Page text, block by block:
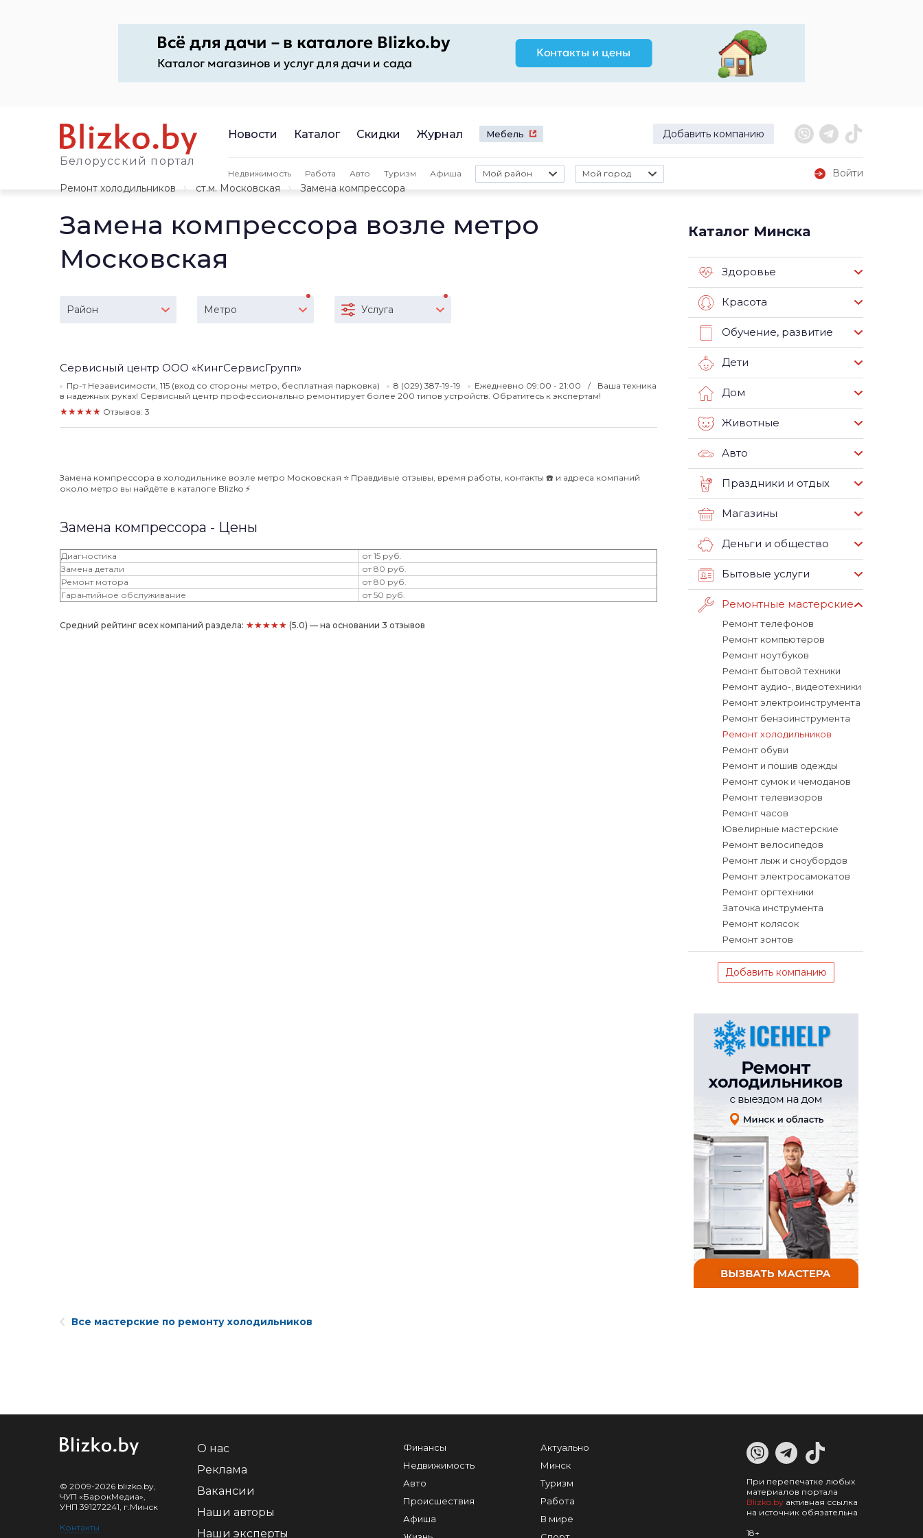
Белорусский портал
Новости Каталог Скидки Журнал Мебель Добавить компанию
Недвижимость Работа Авто Туризм Афиша Мой район Мой город
Войти
Ремонт холодильников
ст.м. Московская Замена компрессора
Замена компрессора возле метро
Московская
Район Метро Услуга
Сервисный центр ООО «КингСервисГрупп»
Пр-т Независимости, 115 (вход со стороны метро, бесплатная парковка) 8 (029) 387-19-19 Ежедневно 09:00 - 21:00
Ваша техника
в надежных руках! Сервисный центр профессионально ремонтирует более 200 типов устройств. Обратитесь к экспертам!
★★★★★ Отзывов: 3
Замена компрессора в холодильнике возле метро Московская ⭐️ Правдивые отзывы, время работы, контакты ☎️ и адреса компаний
около метро вы найдёте в каталоге Blizko ⚡️
Замена компрессора - Цены
Диагностика
от 15 руб.
Замена детали
от 80 руб.
Ремонт мотора
от 80 руб.
Гарантийное обслуживание
от 50 руб.
Средний рейтинг всех компаний раздела: ★★★★★ (5.0) — на основании 3 отзывов
Каталог Минска
Здоровье
Красота
Обучение, развитие
Дети
Дом
Животные
Авто
Праздники и отдых
Магазины
Деньги и общество
Бытовые услуги
Ремонтные мастерские
Ремонт телефонов
Ремонт компьютеров
Ремонт ноутбуков
Ремонт бытовой техники
Ремонт аудио-, видеотехники
Ремонт электроинструмента
Ремонт бензоинструмента
Ремонт холодильников
Ремонт обуви
Ремонт и пошив одежды
Ремонт сумок и чемоданов
Ремонт телевизоров
Ремонт часов
Ювелирные мастерские
Ремонт велосипедов
Ремонт лыж и сноубордов
Ремонт электросамокатов
Ремонт оргтехники
Заточка инструмента
Ремонт колясок
Ремонт зонтов
Добавить компанию
Все мастерские по ремонту холодильников
© 2009-2026 blizko.by,
ЧУП «БарокМедиа»,
УНП 391272241, г.Минск
Контакты
О нас
Реклама
Вакансии
Наши авторы
Наши эксперты
Финансы
Недвижимость
Авто
Происшествия
Афиша
Актуально
Минск
Туризм
Работа
В мире
При перепечатке любых
материалов портала
Blizko.by активная ссылка
на источник обязательна
18+